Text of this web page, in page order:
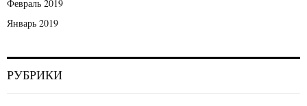
Февраль 2019
Январь 2019
РУБРИКИ